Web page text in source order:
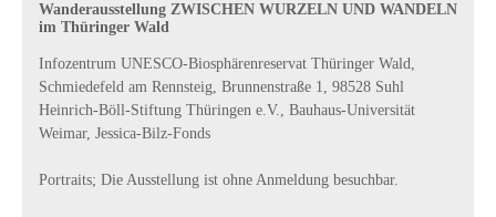
Wanderausstellung ZWISCHEN WURZELN UND WANDELN
im Thüringer Wald
Infozentrum UNESCO-Biosphärenreservat Thüringer Wald,
Schmiedefeld am Rennsteig, Brunnenstraße 1, 98528 Suhl
Heinrich-Böll-Stiftung Thüringen e.V., Bauhaus-Universität
Weimar, Jessica-Bilz-Fonds
Portraits; Die Ausstellung ist ohne Anmeldung besuchbar.